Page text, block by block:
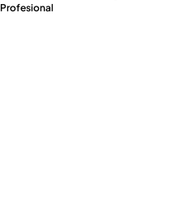
Profesional